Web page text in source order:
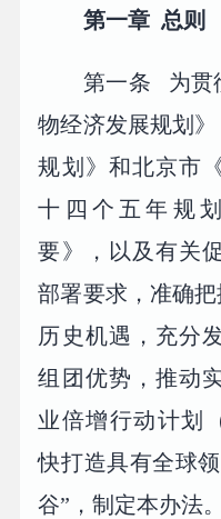
第一章 总则
第一条 为贯
物经济发展规划
规划》和北京市
十四个五年规
要》，以及有关
部署要求，准确
历史机遇，充分
组团优势，推动
业倍增行动计划
快打造具有全球
谷”，制定本办法。